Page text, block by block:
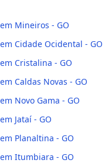
Mineiros - GO
Cidade Ocidental - GO
Cristalina - GO
Caldas Novas - GO
Novo Gama - GO
Jataí - GO
Planaltina - GO
Itumbiara - GO